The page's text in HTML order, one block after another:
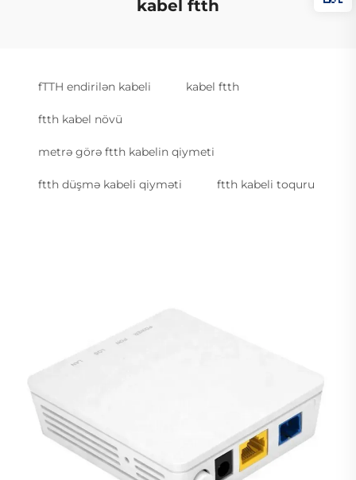
kabel ftth
fTTH endirilən kabeli kabel ftth
ftth kabel növü
metrə görə ftth kabelin qiymeti
ftth düşmə kabeli qiyməti ftth kabeli toquru